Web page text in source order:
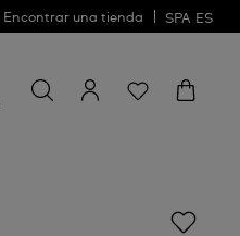
Encontrar una tienda SPA ES
algo